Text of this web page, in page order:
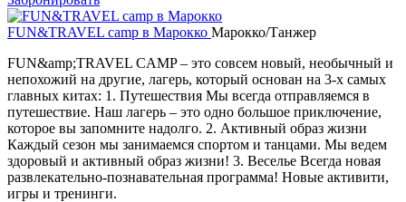
FUN&TRAVEL camp в Марокко Марокко/Танжер
FUN&amp;TRAVEL CAMP – это совсем новый, необычный и
непохожий на другие, лагерь, который основан на 3-х самых
главных китах: 1. Путешествия Мы всегда отправляемся в
путешествие. Наш лагерь – это одно большое приключение,
которое вы запомните надолго. 2. Активный образ жизни
Каждый сезон мы занимаемся спортом и танцами. Мы ведем
здоровый и активный образ жизни! 3. Веселье Всегда новая
развлекательно-познавательная программа! Новые активити,
игры и тренинги.